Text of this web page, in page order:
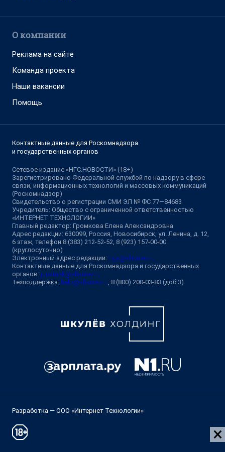
О компании
Реклама на сайте
Команда проекта
Наши вакансии
Помощь
Контактные данные для Роскомнадзора
и государственных органов
Сетевое издание «НГС.НОВОСТИ» (18+)
Зарегистрировано Федеральной службой по надзору в сфере
связи, информационных технологий и массовых коммуникаций
(Роскомнадзор)
Свидетельство о регистрации СМИ ЭЛ № ФС 77—84683
Учредитель: Общество с ограниченной ответственностью
«ИНТЕРНЕТ ТЕХНОЛОГИИ»
Главный редактор: Громкова Елена Александровна
Адрес редакции: 630099, Россия, Новосибирск, ул. Ленина, д. 12,
6 этаж, телефон 8 (383) 212-52-52, 8 (923) 157-00-00
(круглосуточно)
Электронный адрес редакции: ngs@shkulev.ru
Контактные данные для Роскомнадзора и государственных
органов: juristnsk@shkulev.ru
Техподдержка: help@shkulev.ru , 8 (800) 200-03-83 (доб.3)
Разработка — ООО «Интернет Технологии»